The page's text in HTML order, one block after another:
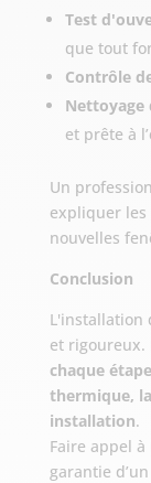
Test
que tout
Contrôle
Nettoyage
et prête à
Un
expliquer
nouvelles
Conclusion
L'installation
et rigoureux.
chaque
thermique,
installation.
Faire appel
garantie